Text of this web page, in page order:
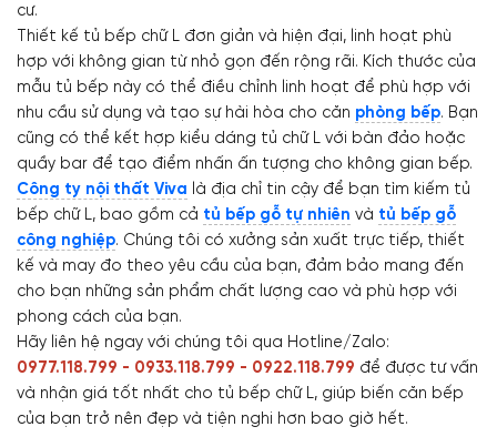
cư.
Thiết kế tủ bếp chữ L đơn giản và hiện đại, linh hoạt phù
hợp với không gian từ nhỏ gọn đến rộng rãi. Kích thước của
mẫu tủ bếp này có thể điều chỉnh linh hoạt để phù hợp với
nhu cầu sử dụng và tạo sự hài hòa cho căn phòng bếp. Bạn
cũng có thể kết hợp kiểu dáng tủ chữ L với bàn đảo hoặc
quầy bar để tạo điểm nhấn ấn tượng cho không gian bếp.
Công ty nội thất Viva là địa chỉ tin cậy để bạn tìm kiếm tủ
bếp chữ L, bao gồm cả tủ bếp gỗ tự nhiên và tủ bếp gỗ
công nghiệp. Chúng tôi có xưởng sản xuất trực tiếp, thiết
kế và may đo theo yêu cầu của bạn, đảm bảo mang đến
cho bạn những sản phẩm chất lượng cao và phù hợp với
phong cách của bạn.
Hãy liên hệ ngay với chúng tôi qua Hotline/Zalo:
0977.118.799 - 0933.118.799 - 0922.118.799 để được tư vấn
và nhận giá tốt nhất cho tủ bếp chữ L, giúp biến căn bếp
của bạn trở nên đẹp và tiện nghi hơn bao giờ hết.